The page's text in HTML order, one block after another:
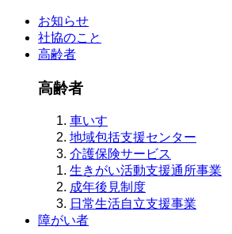
お知らせ
社協のこと
高齢者
高齢者
車いす
地域包括支援センター
介護保険サービス
生きがい活動支援通所事業
成年後見制度
日常生活自立支援事業
障がい者